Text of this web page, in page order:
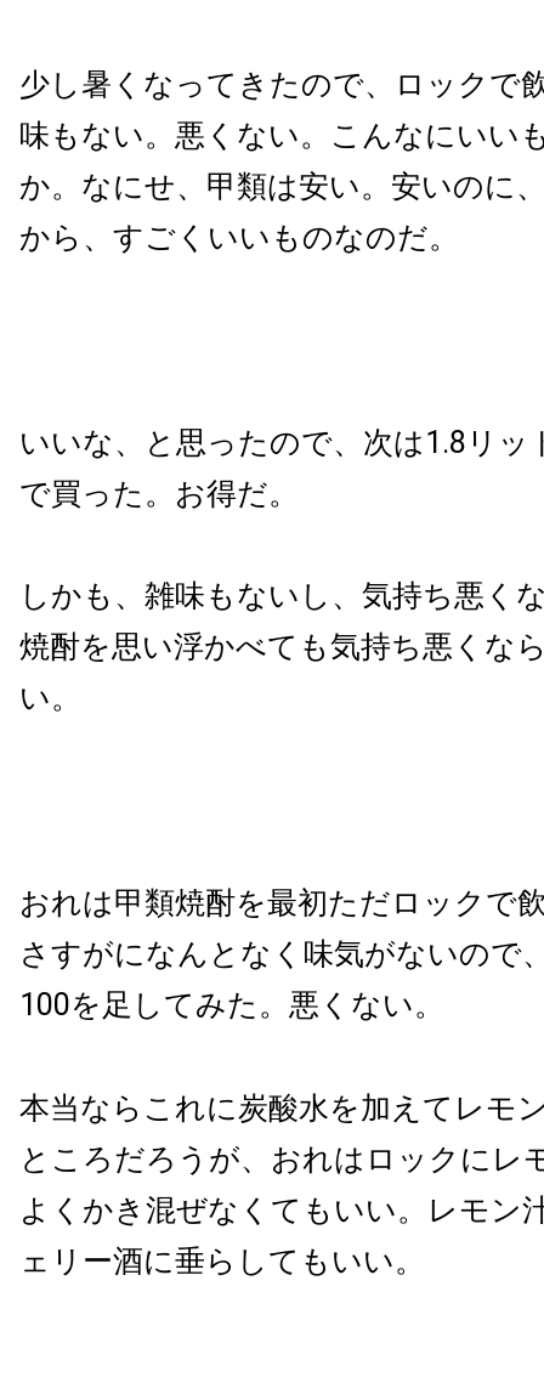
少し暑くなってきたので、ロックで
味もない。悪くない。こんなにいい
か。なにせ、甲類は安い。安いのに
から、すごくいいものなのだ。
いいな、と思ったので、次は1.8リッ
で買った。お得だ。
しかも、雑味もないし、気持ち悪く
焼酎を思い浮かべても気持ち悪くな
い。
おれは甲類焼酎を最初ただロックで
さすがになんとなく味気がないので
100を足してみた。悪くない。
本当ならこれに炭酸水を加えてレモ
ところだろうが、おれはロックにレ
よくかき混ぜなくてもいい。レモン
ェリー酒に垂らしてもいい。